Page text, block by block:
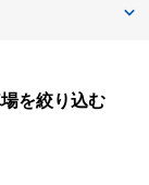
を絞り込む